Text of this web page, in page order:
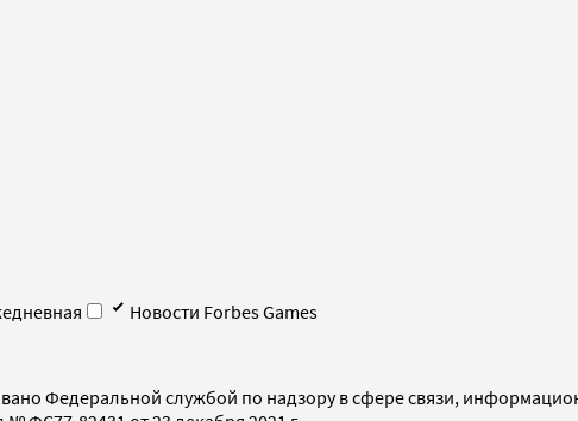
Новости Forbes Games
Федеральной службой по надзору в сфере связи,